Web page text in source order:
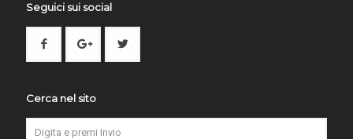
Seguici sui social
Cerca nel sito